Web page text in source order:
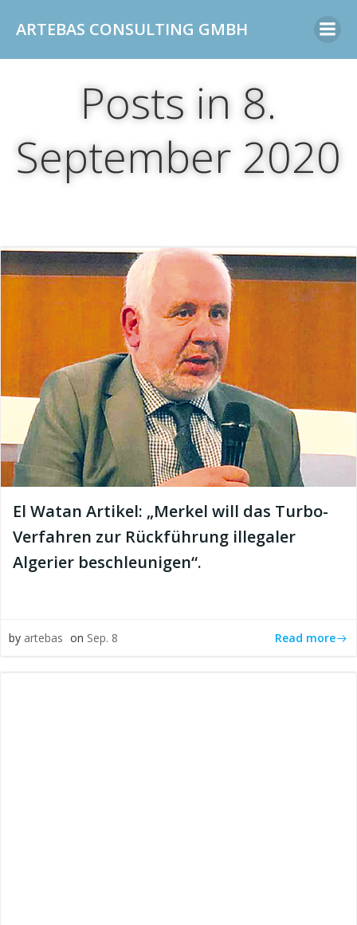
Inhalt
ARTEBAS CONSULTING GMBH
Posts in 8.
September 2020
El Watan Artikel: „Merkel will das Turbo-
Verfahren zur Rückführung illegaler
Algerier beschleunigen“.
by artebas on Sep. 8 Read more